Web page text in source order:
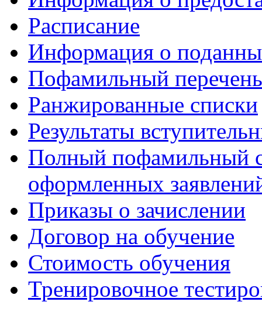
Расписание
Информация о
Пофамильный
Ранжированные списки
Результаты
Полный пофамильный
оформленных
Приказы о зачислении
Договор на обучение
Стоимость обучения
Тренировочное